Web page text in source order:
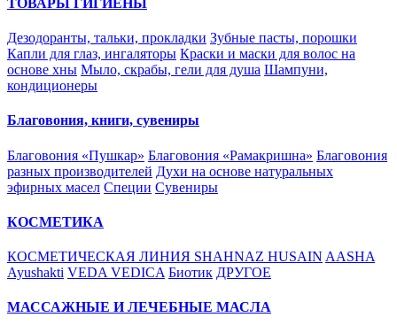
Дезодоранты, тальки, прокладки Зубные пасты, порошки
Капли для глаз, ингаляторы Краски и маски для волос на
основе хны Мыло, скрабы, гели для душа Шампуни,
кондиционеры
Благовония, книги, сувениры
Благовония «Пушкар» Благовония «Рамакришна» Благовония
разных производителей Духи на основе натуральных
эфирных масел Специи Сувениры
КОСМЕТИКА
КОСМЕТИЧЕСКАЯ ЛИНИЯ SHAHNAZ HUSAIN AASHA
Ayushakti VEDA VEDICA Биотик ДРУГОЕ
МАССАЖНЫЕ И ЛЕЧЕБНЫЕ МАСЛА